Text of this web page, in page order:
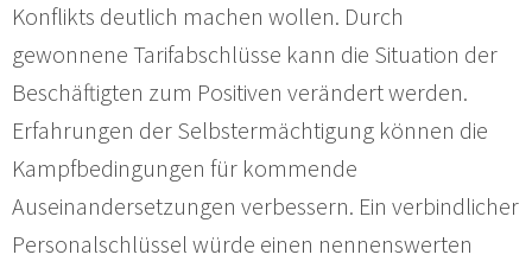
Konflikts deutlich machen wollen. Durch
gewonnene Tarifabschlüsse kann die Situation der
Beschäftigten zum Positiven verändert werden.
Erfahrungen der Selbstermächtigung können die
Kampfbedingungen für kommende
Auseinandersetzungen verbessern. Ein verbindlicher
Personalschlüssel würde einen nennenswerten